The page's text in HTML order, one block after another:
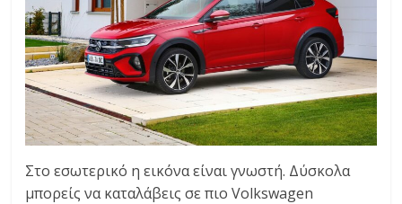
Στο εσωτερικό η εικόνα είναι γνωστή. Δύσκολα
μπορείς να καταλάβεις σε πιο Volkswagen